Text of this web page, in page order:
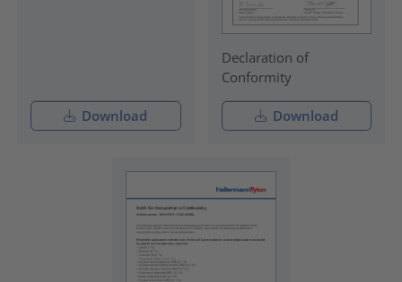
Download
Declaration of
Conformity
Download